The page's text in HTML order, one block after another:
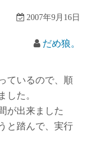
2007年9月16日
だめ狼。
ているので、順
した。
が出来ました
と踏んで、実行